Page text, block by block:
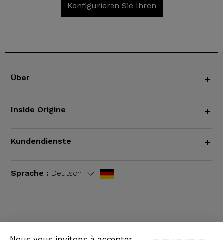
Konfigurieren Sie Ihren
Über +
Inside Origine +
Kundendienste +
Sprache : Deutsch